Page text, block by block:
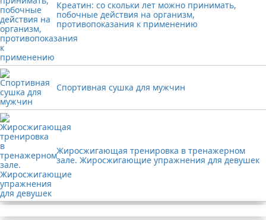
Креатин: со скольки лет можно принимать,
побочные действия на организм,
противопоказания к применению
Спортивная сушка для мужчин
Жиросжигающая тренировка в тренажерном
зале. Жиросжигающие упражнения для девушек